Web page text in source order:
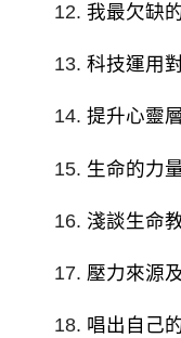
我最欠缺
科技運用
提升心靈
生命的力
淺談生命
壓力來源
唱出自己